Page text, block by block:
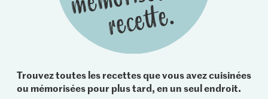
Trouvez toutes les recettes que vous avez cuisinées
ou mémorisées pour plus tard, en un seul endroit.